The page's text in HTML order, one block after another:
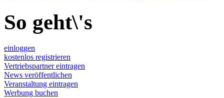
So geht\'s
einloggen
kostenlos registrieren
Vertriebspartner eintragen
News veröffentlichen
Veranstaltung eintragen
Werbung buchen